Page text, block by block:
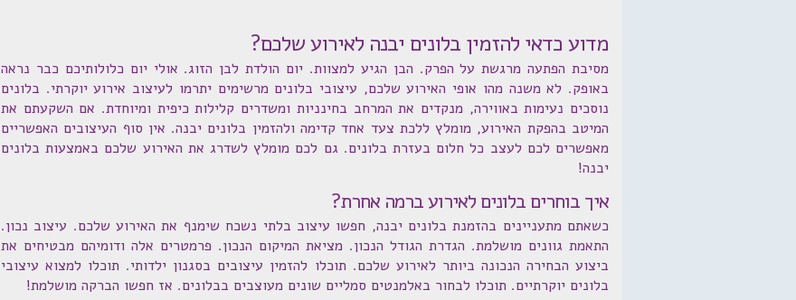
מדוע כדאי להזמין בלונים יבנה לאירוע שלכם?
מסיבת הפתעה מרגשת על הפרק. הבן הגיע למצוות. יום הולדת לבן הזוג. אולי יום כלולותיכם כבר נראה
באופק. לא משנה מהו אופי האירוע שלכם, עיצובי בלונים מרשימים יתרמו לעיצוב אירוע יוקרתי. בלונים
נוסכים נעימות באווירה, מנקדים את המרחב בחינניות ומשדרים קלילות כיפית ומיוחדת. אם השקעתם את
המיטב בהפקת האירוע, מומלץ ללכת צעד אחד קדימה ולהזמין בלונים יבנה. אין סוף העיצובים האפשריים
מאפשרים לכם לעצב כל חלום בעזרת בלונים. גם לכם מומלץ לשדרג את האירוע שלכם באמצעות בלונים
יבנה!
איך בוחרים בלונים לאירוע ברמה אחרת?
כשאתם מתעניינים בהזמנת בלונים יבנה, חפשו עיצוב בלתי נשכח שימנף את האירוע שלכם. עיצוב נכון.
התאמת גוונים מושלמת. הגדרת הגודל הנכון. מציאת המיקום הנכון. פרמטרים אלה ודומיהם מבטיחים את
ביצוע הבחירה הנכונה ביותר לאירוע שלכם. תוכלו להזמין עיצובים בסגנון ילדותי. תוכלו למצוא עיצובי
בלונים יוקרתיים. תוכלו לבחור באלמנטים סמליים שונים מעוצבים בבלונים. אז חפשו הברקה מושלמת!